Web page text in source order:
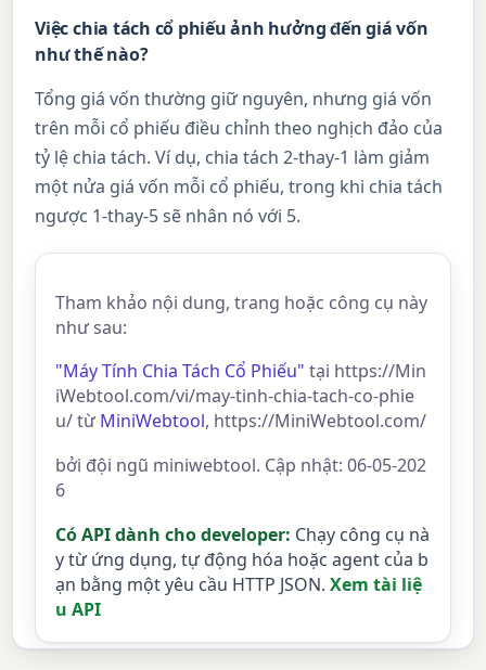
Việc chia tách cổ phiếu ảnh hưởng đến giá vốn
như thế nào?
Tổng giá vốn thường giữ nguyên, nhưng giá vốn
trên mỗi cổ phiếu điều chỉnh theo nghịch đảo của
tỷ lệ chia tách. Ví dụ, chia tách 2-thay-1 làm giảm
một nửa giá vốn mỗi cổ phiếu, trong khi chia tách
ngược 1-thay-5 sẽ nhân nó với 5.
Tham khảo nội dung, trang hoặc công cụ này
như sau:
"Máy Tính Chia Tách Cổ Phiếu" tại https://Min
iWebtool.com/vi/may-tinh-chia-tach-co-phie
u/ từMiniWebtool, https://MiniWebtool.com/
bởi đội ngũ miniwebtool. Cập nhật: 06-05-202
6
Có API dành cho developer: Chạy công cụ nà
y từ ứng dụng, tự động hóa hoặc agent của b
ạn bằng một yêu cầu HTTP JSON. Xem tài liệ
u API